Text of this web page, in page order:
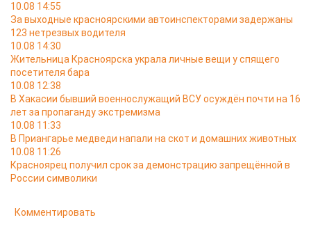
10.08 14:55
За выходные красноярскими автоинспекторами задержаны
123 нетрезвых водителя
10.08 14:30
Жительница Красноярска украла личные вещи у спящего
посетителя бара
10.08 12:38
В Хакасии бывший военнослужащий ВСУ осуждён почти на 16
лет за пропаганду экстремизма
10.08 11:33
В Приангарье медведи напали на скот и домашних животных
10.08 11:26
Красноярец получил срок за демонстрацию запрещённой в
России символики
Комментировать